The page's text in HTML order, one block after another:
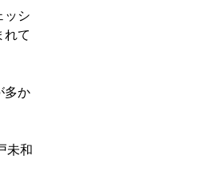
ッシ
れて
多か
未和